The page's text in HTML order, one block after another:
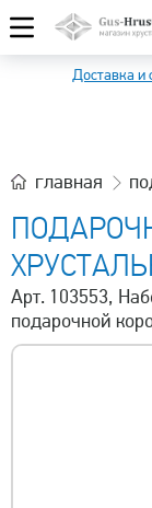
Доставка и
главная
Арт. 103553,
подарочной